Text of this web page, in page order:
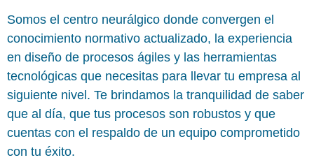
Somos el centro neurálgico donde convergen el
conocimiento normativo actualizado, la experiencia
en diseño de procesos ágiles y las herramientas
tecnológicas que necesitas para llevar tu empresa al
siguiente nivel. Te brindamos la tranquilidad de saber
que al día, que tus procesos son robustos y que
cuentas con el respaldo de un equipo comprometido
con tu éxito.